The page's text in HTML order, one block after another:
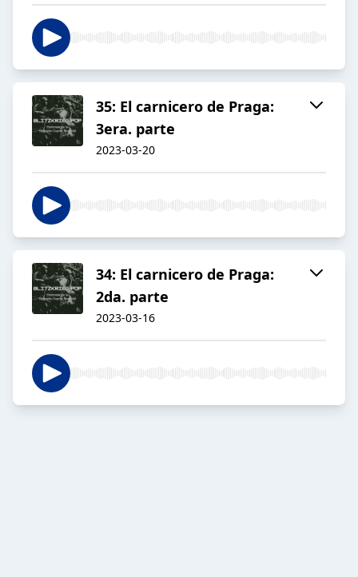
35: El carnicero de Praga:
3era. parte
2023-03-20
34: El carnicero de Praga:
2da. parte
2023-03-16